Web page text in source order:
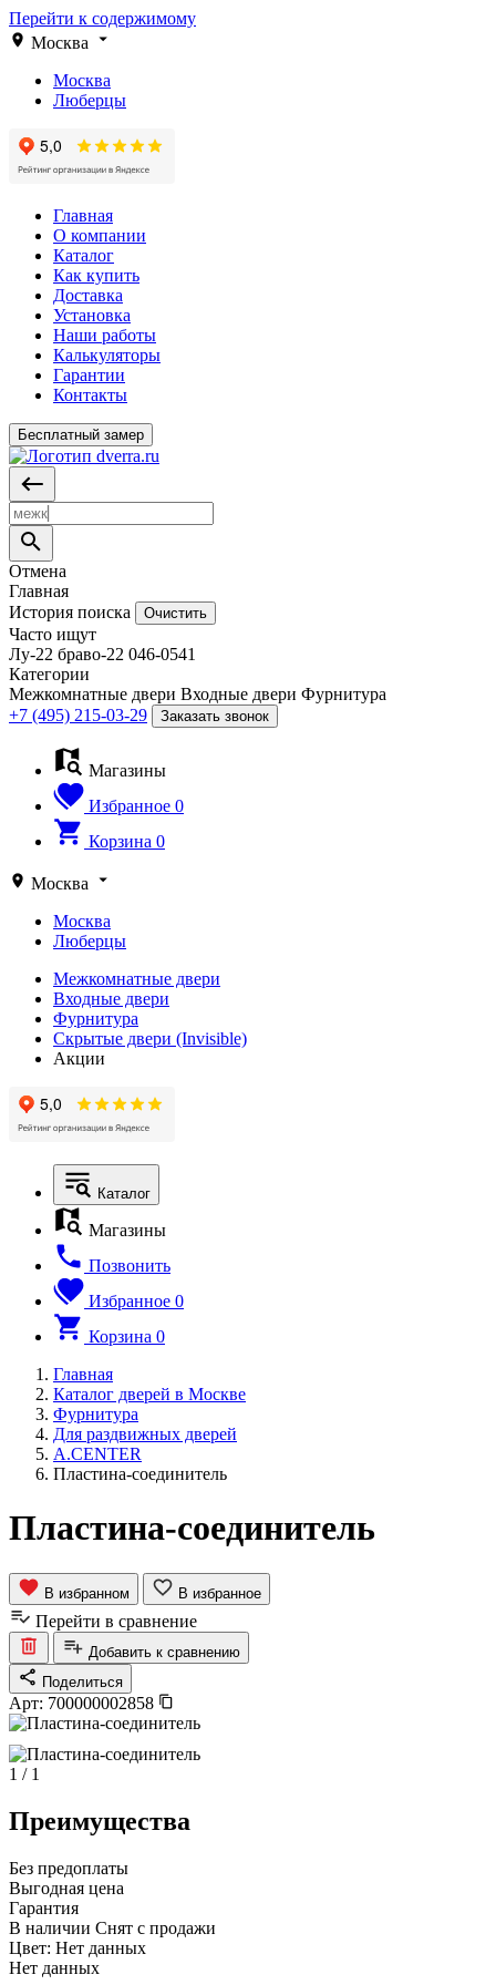
Перейти к содержимому
Москва
Москва
Люберцы
Главная
О компании
Каталог
Как купить
Доставка
Установка
Наши работы
Калькуляторы
Гарантии
Контакты
Бесплатный замер
Отмена
Главная
История поиска
Очистить
Часто ищут
Лу-22 браво-22 046-0541
Категории
Межкомнатные двери Входные двери Фурнитура
+7 (495) 215-03-29
Заказать звонок
Магазины
Избранное 0
Корзина 0
Москва
Москва
Люберцы
Межкомнатные двери
Входные двери
Фурнитура
Скрытые двери (Invisible)
Акции
Каталог
Магазины
Позвонить
Избранное 0
Корзина 0
Главная
Каталог дверей в Москве
Фурнитура
Для раздвижных дверей
A.CENTER
Пластина-соединитель
Пластина-соединитель
В избранном В избранное
Перейти в сравнение
Добавить к сравнению
Поделиться
Арт: 700000002858
1 / 1
Преимущества
Без предоплаты
Выгодная цена
Гарантия
В наличии Снят с продажи
Цвет: Нет данных
Нет данных